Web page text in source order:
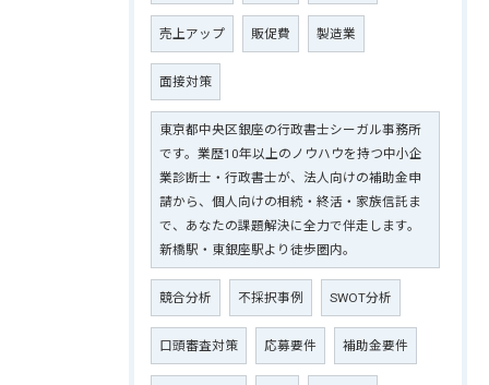
売上アップ 販促費 製造業
面接対策
東京都中央区銀座の行政書士シーガル事務所
です。業歴10年以上のノウハウを持つ中小企
業診断士・行政書士が、法人向けの補助金申
請から、個人向けの相続・終活・家族信託ま
で、あなたの課題解決に全力で伴走します。
新橋駅・東銀座駅より徒歩圏内。
競合分析 不採択事例 SWOT分析
口頭審査対策 応募要件 補助金要件